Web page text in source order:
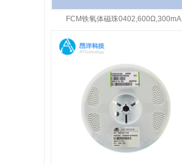
FCM铁氧体磁珠0402,600Ω,300mA